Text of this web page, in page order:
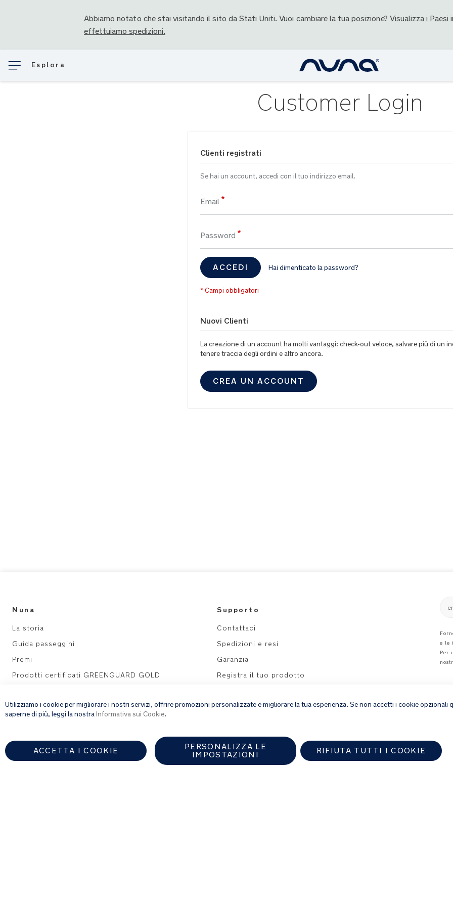
Abbiamo notato che stai visitando il sito da Stati Uniti. Vuoi cambiare la tua posizione? Visualizza i Paesi
effettuiamo spedizioni.
Esplora
Customer Login
Clienti registrati
Se hai un account, accedi con il tuo indirizzo email.
Email
Password
ACCEDI Hai dimenticato la password?
Nuovi Clienti
La creazione di un account ha molti vantaggi: check-out veloce, salvare più di un
tenere traccia degli ordini e altro ancora.
CREA UN ACCOUNT
Nuna
La storia
Guida passeggini
Premi
Prodotti certificati GREENGUARD GOLD
Supporto
Contattaci
Spedizioni e resi
Garanzia
Registra il tuo prodotto
Legal
Termini e condizioni
e le
Per
Utilizziamo i cookie per migliorare i nostri servizi, offrire promozioni personalizzate e migliorare la tua esperienza. Se non accetti i cookie
saperne di più, leggi la nostraInformativa sui Cookie.
ACCETTA I COOKIE
PERSONALIZZA LE
IMPOSTAZIONI
RIFIUTA TUTTI I COOKIE